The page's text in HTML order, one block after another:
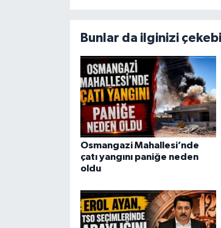
Bunlar da ilginizi
Osmangazi Mahallesi’nde
çatı yangını paniğe neden
oldu